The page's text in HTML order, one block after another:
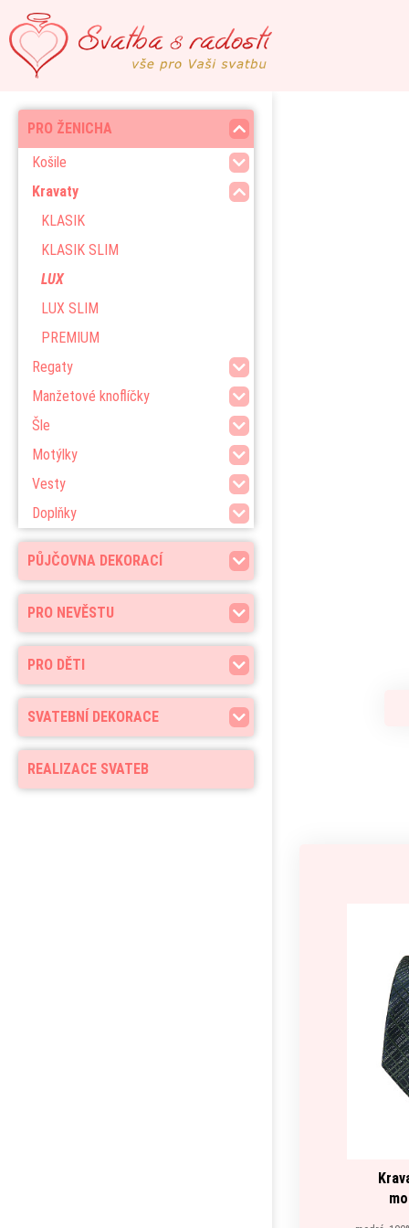
PŮJČOVNA DEKORACÍ
PRO NEVĚSTU
PRO ŽENICHA
Košile
Kravaty
KLASIK
KLASIK SLIM
LUX
LUX SLIM
PREMIUM
Regaty
Manžetové knoflíčky
Šle
Motýlky
Vesty
Doplňky
PRO DĚTI
SVATEBNÍ DEKORACE
REALIZACE SVATEB